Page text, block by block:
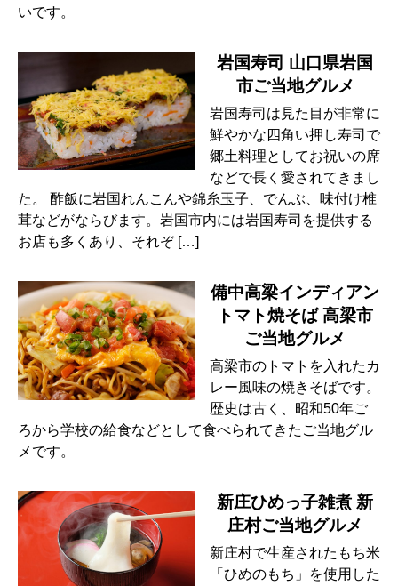
いです。
岩国寿司 山口県岩国
市ご当地グルメ
岩国寿司は見た目が非常に
鮮やかな四角い押し寿司で
郷土料理としてお祝いの席
などで長く愛されてきまし
た。 酢飯に岩国れんこんや錦糸玉子、でんぶ、味付け椎
茸などがならびます。岩国市内には岩国寿司を提供する
お店も多くあり、それぞ […]
備中高梁インディアン
トマト焼そば 高梁市
ご当地グルメ
高梁市のトマトを入れたカ
レー風味の焼きそばです。
歴史は古く、昭和50年ご
ろから学校の給食などとして食べられてきたご当地グル
メです。
新庄ひめっ子雑煮 新
庄村ご当地グルメ
新庄村で生産されたもち米
「ひめのもち」を使用した